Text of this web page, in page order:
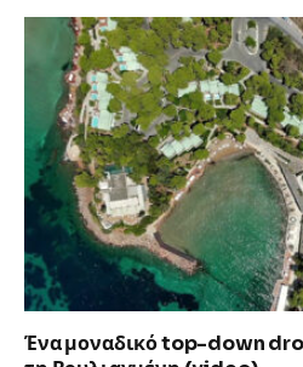
Ένα μοναδικό top-down